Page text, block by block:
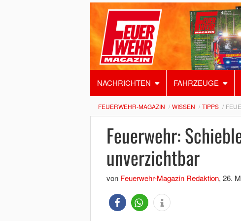
NACHRICHTEN FAHRZEUGE
FEUERWEHR-MAGAZIN WISSEN TIPPS
Feuerwehr:
unverzichtbar
von Feuerwehr-Magazin Redaktion, 26.